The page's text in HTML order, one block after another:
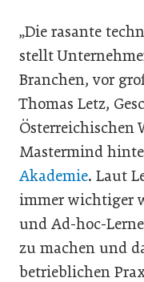
„Die rasante
stellt
Branchen, vor
Thomas Letz,
Österreichischen
Mastermind
Akademie. Laut
immer wichtiger
und Ad-hoc-
zu machen und
betrieblichen